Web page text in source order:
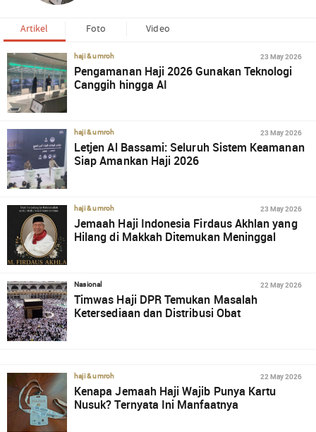
Artikel Foto Video
haji & umroh 23 May 2026
Pengamanan Haji 2026 Gunakan Teknologi
Canggih hingga AI
haji & umroh 23 May 2026
Letjen Al Bassami: Seluruh Sistem Keamanan
Siap Amankan Haji 2026
haji & umroh 23 May 2026
Jemaah Haji Indonesia Firdaus Akhlan yang
Hilang di Makkah Ditemukan Meninggal
Nasional 22 May 2026
Timwas Haji DPR Temukan Masalah
Ketersediaan dan Distribusi Obat
haji & umroh 22 May 2026
Kenapa Jemaah Haji Wajib Punya Kartu
Nusuk? Ternyata Ini Manfaatnya